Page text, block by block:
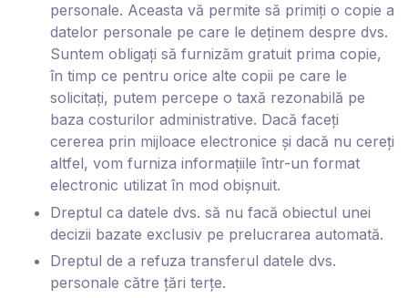
personale. Aceasta vă permite să primiți o copie a
datelor personale pe care le deținem despre dvs.
Suntem obligați să furnizăm gratuit prima copie,
în timp ce pentru orice alte copii pe care le
solicitați, putem percepe o taxă rezonabilă pe
baza costurilor administrative. Dacă faceți
cererea prin mijloace electronice și dacă nu cereți
altfel, vom furniza informațiile într-un format
electronic utilizat în mod obișnuit.
Dreptul ca datele dvs. să nu facă obiectul unei
decizii bazate exclusiv pe prelucrarea automată.
Dreptul de a refuza transferul datele dvs.
personale către țări terțe.